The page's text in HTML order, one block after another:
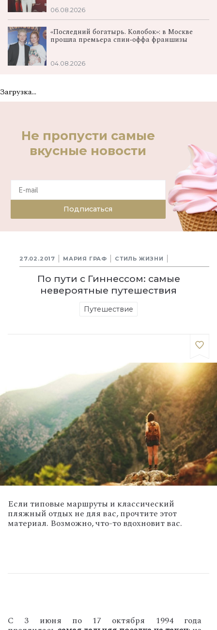
06.08.2026
«Последний богатырь. Колобок»: в Москве
прошла премьера спин‑оффа франшизы
04.08.2026
Загрузка...
Не пропусти самые
вкусные новости
Подписаться
27.02.2017 МАРИЯ ГРАФ СТИЛЬ ЖИЗНИ
По пути с Гиннессом: самые
невероятные путешествия
Путешествие
Если типовые маршруты и классический
пляжный отдых не для вас, прочтите этот
материал. Возможно, что-то вдохновит вас.
С 3 июня по 17 октября 1994 года